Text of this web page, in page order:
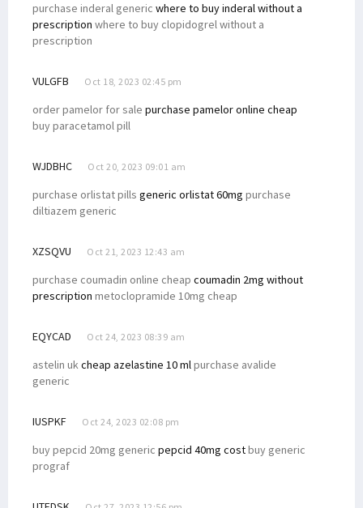
purchase inderal generic where to buy inderal without a
prescription where to buy clopidogrel without a
prescription
VULGFB Oct 18, 2023 02:45 pm
order pamelor for sale purchase pamelor online cheap
buy paracetamol pill
WJDBHC Oct 20, 2023 09:01 am
purchase orlistat pills generic orlistat 60mg purchase
diltiazem generic
XZSQVU Oct 21, 2023 12:43 am
purchase coumadin online cheap coumadin 2mg without
prescription metoclopramide 10mg cheap
EQYCAD Oct 24, 2023 08:39 am
astelin ukcheap azelastine 10 mlpurchase avalide
generic
IUSPKF Oct 24, 2023 02:08 pm
buy pepcid 20mg generic pepcid 40mg costbuy generic
prograf